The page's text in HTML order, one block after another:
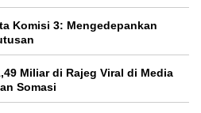
Komisi 3: Mengedepankan
Miliar di Rajeg Viral di Media
Somasi